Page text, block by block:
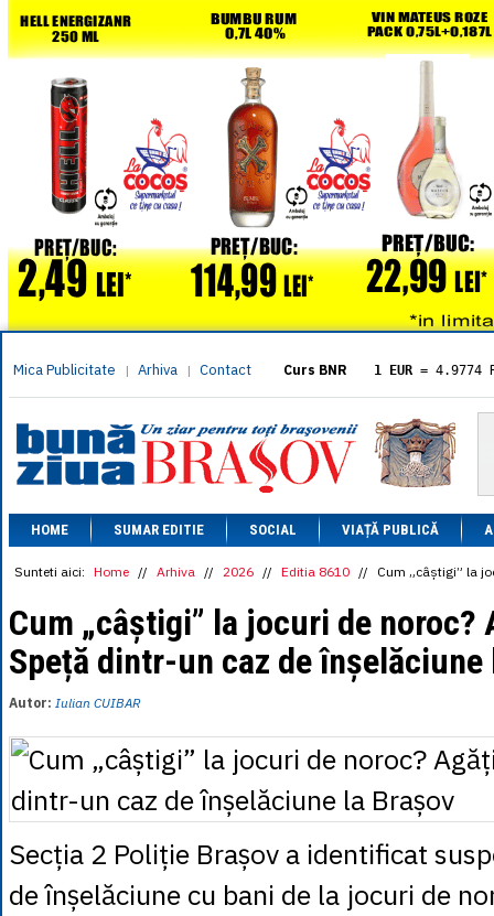
Mica Publicitate | Arhiva | Contact Curs BNR 1 EUR = 4.9774
= 5.8304
1 XAU= 464.4611
1 AED= 1.1933
1 AUD= 2.7957
1 BGN= 2.5449
1 CAD= 3.1559
1 CHF= 5.2813
1 CNY
= 0.6015
= 0.6668
1 EGP= 0.0860
1 HUF
= 1.2223
1 INR= 0.0513
= 0.2227
1 NOK = 0.4191
1 PLN= 1.1646
1 RSD= 0.0425
1 RUB= 0.0530
1 SEK= 0.4526
1 TRY= 0.1141
1 UAH= 0.1048
HOME SUMAR EDITIE SOCIAL VIAȚĂ PUBLICĂ
Sunteti aici: Home // Arhiva // 2026 // Editia 8610 // Cum „câștigi” la
Cum „câștigi” la jocuri de noroc?
Speță dintr-un caz de înșelăciune
Autor: Iulian CUIBAR
Secția 2 Poliție Brașov a identificat
de înșelăciune cu bani de la jocuri de